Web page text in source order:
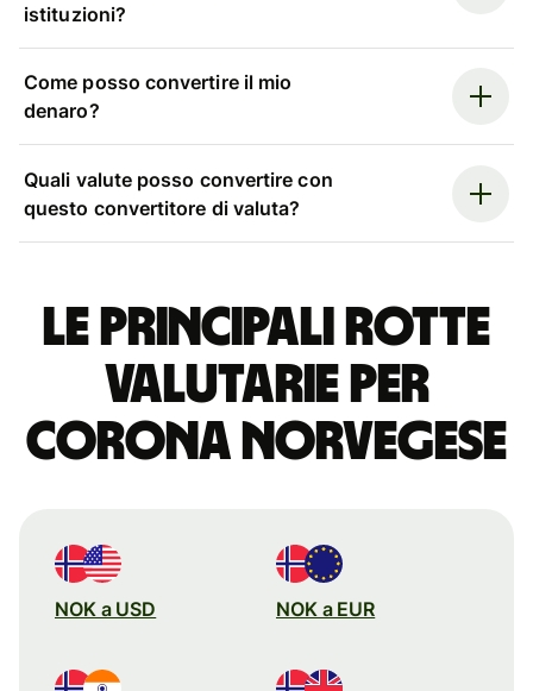
istituzioni?
Come posso convertire il mio
denaro?
Quali valute posso convertire con
questo convertitore di valuta?
Le principali rotte
valutarie per
corona norvegese
NOK a USD NOK a EUR